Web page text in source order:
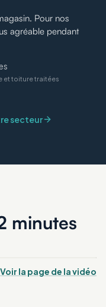
Pour nos
agréable pendant
et toiture traitées
secteur
minutes
Voir la page de la vidéo